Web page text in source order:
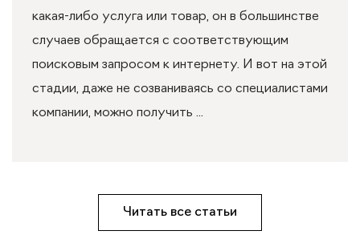
какая-либо услуга или товар, он в большинстве
случаев обращается с соответствующим
поисковым запросом к интернету. И вот на этой
стадии, даже не созваниваясь со специалистами
компании, можно получить ...
Читать все статьи